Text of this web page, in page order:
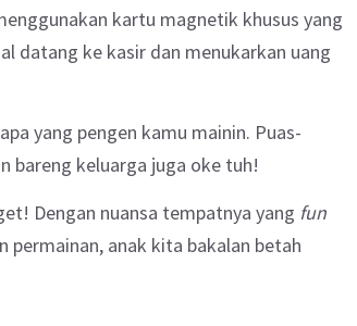
kartu magnetik khusus yang
datang ke kasir dan menukarkan uang
yang pengen kamu mainin. Puas-
bareng keluarga juga oke tuh!
Dengan nuansa tempatnya yang fun
permainan, anak kita bakalan betah